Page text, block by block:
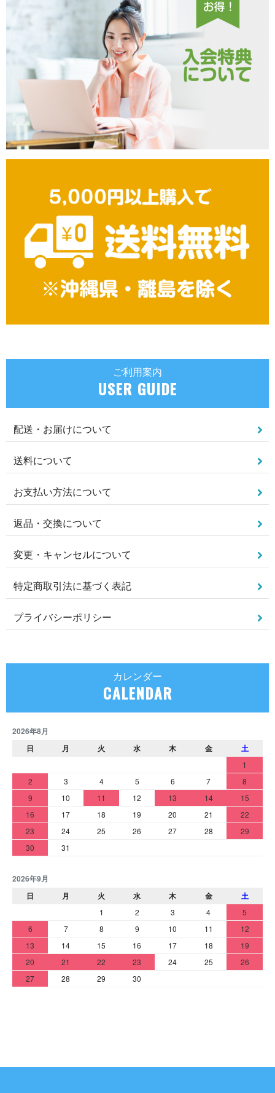
ご利用案内
USER GUIDE
配送・お届けについて
送料について
お支払い方法について
返品・交換について
変更・キャンセルについて
特定商取引法に基づく表記
プライバシーポリシー
カレンダー
CALENDAR
2026年8月
日
月 火 水 木 金 土
1
2
3 4 5 6 7
8
9
10 11 12 13 14
15
16
17 18 19 20 21
22
23
24 25 26 27 28
29
30
31
2026年9月
日
月 火 水 木 金 土
1 2 3 4
5
6
7 8 9 10 11
12
13
14 15 16 17 18
19
20
21 22 23 24 25
26
27
28 29 30